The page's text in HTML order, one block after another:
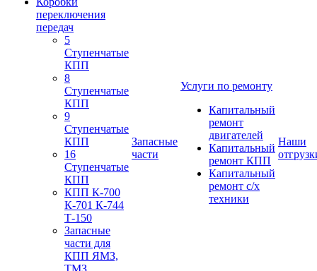
переключения
передач
5
Ступенчатые
КПП
8
Ступенчатые
КПП
9
Ступенчатые
КПП
16
Ступенчатые
КПП
КПП К-700
К-701 К-744
Т-150
Запасные
части для
КПП ЯМЗ,
ТМЗ
Запасные
части
Услуги по ремонту
Капитальный
ремонт
двигателей
Капитальный
ремонт КПП
Капитальный
ремонт с/х
техники
Наши